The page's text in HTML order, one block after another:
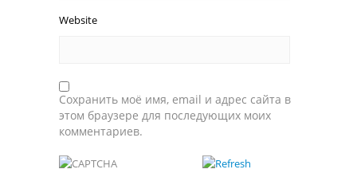
Website
Сохранить моё имя, email и адрес сайта в
этом браузере для последующих моих
комментариев.